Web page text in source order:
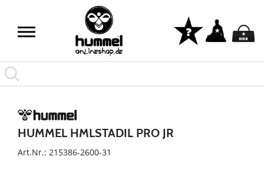
HUMMEL HMLSTADIL PRO JR
Art.Nr.: 215386-2600-31